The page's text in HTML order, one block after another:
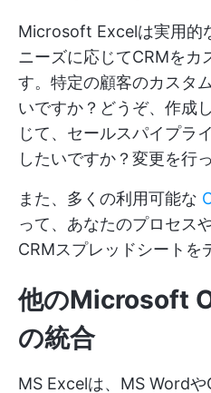
Microsoft Excelは実用的
ニーズに応じてCRMをカ
す。特定の顧客のカスタ
いですか？どうぞ、作成
じて、セールスパイプラ
したいですか？変更を行
また、多くの利用可能な
って、あなたのプロセス
CRMスプレッドシートを
他のMicrosoft
の統合
MS Excelは、MS Word